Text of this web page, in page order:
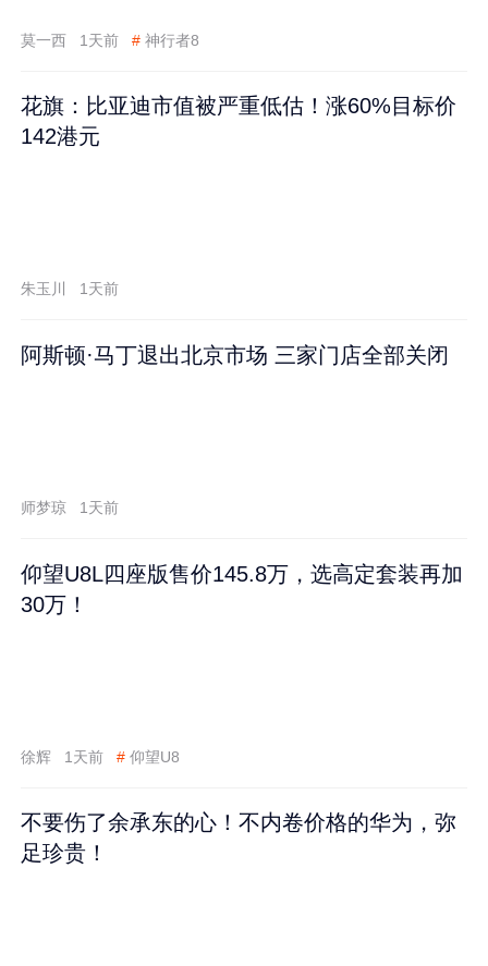
莫一西 1天前 # 神行者8
花旗：比亚迪市值被严重低估！涨60%目标价
142港元
朱玉川 1天前
阿斯顿·马丁退出北京市场 三家门店全部关闭
师梦琼 1天前
仰望U8L四座版售价145.8万，选高定套装再加
30万！
徐辉 1天前 # 仰望U8
不要伤了余承东的心！不内卷价格的华为，弥
足珍贵！